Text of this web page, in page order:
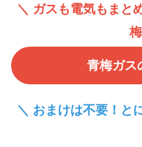
＼ ガスも電気もまと
青梅ガス
＼ おまけは不要！と